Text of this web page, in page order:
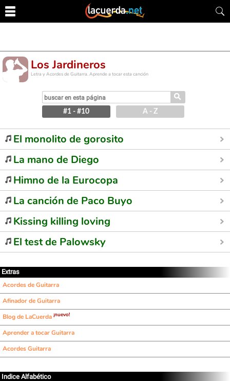
Los Jardineros
Letra y Acordes de Guitarra. Aprende a tocar esta canción
⚲
#1 - #10 A - Z
El monolito de gorosito
La mano de Diego
Himno de la Eurocopa
La canción de Paco Buyo
Kissing killing loving
El test de Palowsky
Extras
Acordes de Guitarra
Afinador de Guitarra
Blog de LaCuerda ¡nuevo!
Aprender a tocar Guitarra
Acordes Guitarra
Indice Alfabético